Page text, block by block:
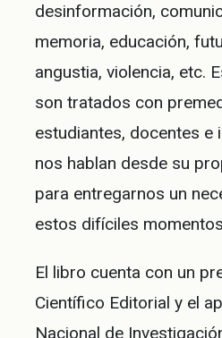
desinformación,
memoria, educación,
angustia, violencia, etc.
son tratados con
estudiantes, docentes e
nos hablan desde su
para entregarnos un
estos difíciles
El libro cuenta con un
Científico Editorial y el
Nacional de